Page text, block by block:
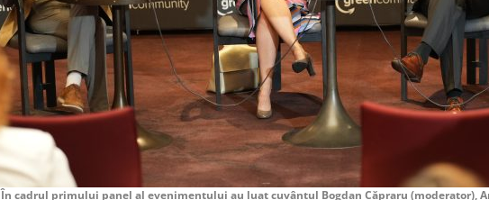
În cadrul primului panel al evenimentului au luat cuvântul Bogdan Căpraru (moderator),